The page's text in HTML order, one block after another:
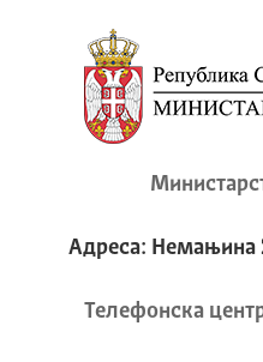
Адреса: Немањина
Телeфонска